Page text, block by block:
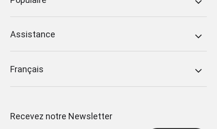
Assistance
Français
Recevez notre Newsletter